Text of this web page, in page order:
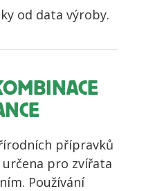
od data výroby.
přípravků
pro zvířata
Používání